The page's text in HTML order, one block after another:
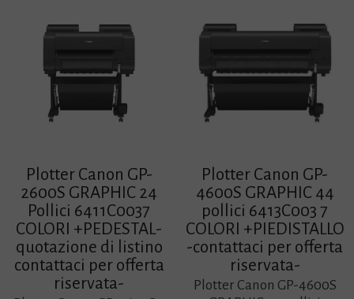
Plotter Canon GP-
2600S GRAPHIC 24
Pollici 6411C0037
COLORI +PEDESTAL-
quotazione di listino
contattaci per offerta
riservata-
Plotter Canon GP-
4600S GRAPHIC 44
pollici 6413C003 7
COLORI +PIEDISTALLO
-contattaci per offerta
riservata-
Plotter Canon GP-4600S